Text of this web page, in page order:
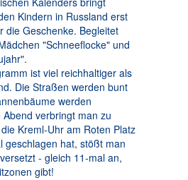
Kindern in Russland erst
die Geschenke. Begleitet
"Schneeflocke" und
ist viel reichhaltiger als
Die Straßen werden bunt
werden
verbringt man zu
Kreml-Uhr am Roten Platz
geschlagen hat, stößt man
- gleich 11-mal an,
gibt!